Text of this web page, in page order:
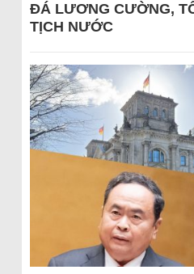
ĐÁ LƯƠNG CƯỜNG,
TỊCH NƯỚC